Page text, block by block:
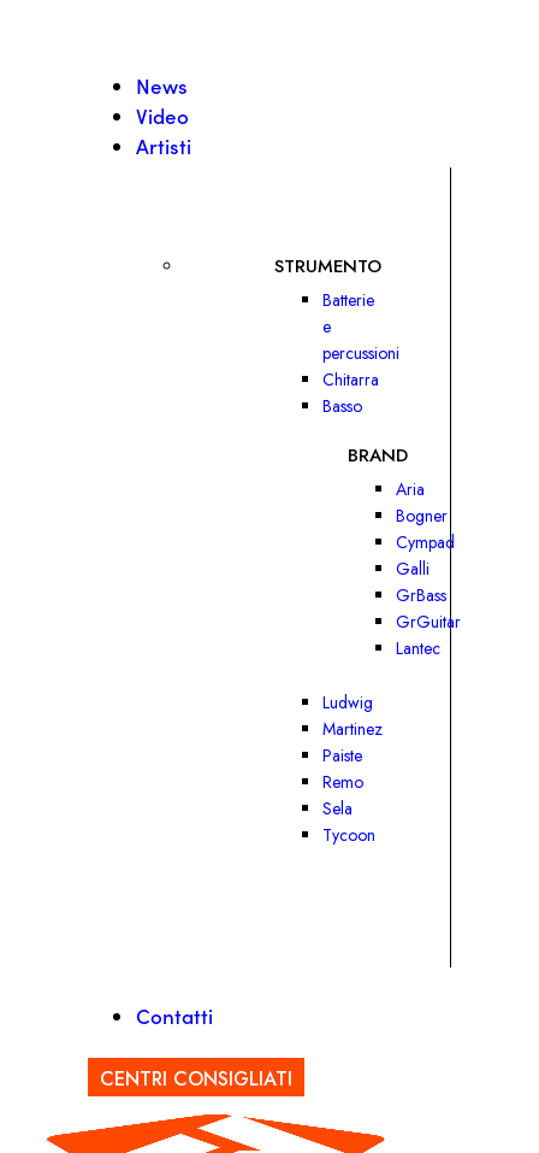
News
Video
Artisti
STRUMENTO
Batterie
e
percussioni
Chitarra
Basso
BRAND
Aria
Bogner
Cympad
Galli
GrBass
GrGuitar
Lantec
Ludwig
Martinez
Paiste
Remo
Sela
Tycoon
Contatti
CENTRI CONSIGLIATI